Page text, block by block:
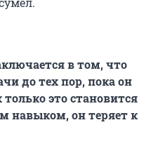
в том, что
до тех пор, пока он
это становится
навыком, он теряет к